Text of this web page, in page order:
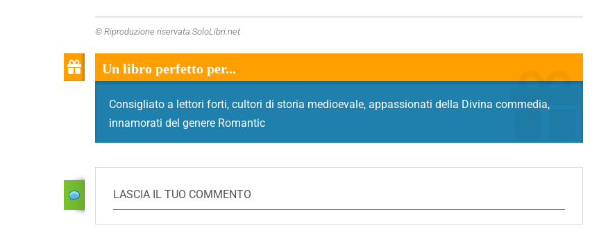
© Riproduzione riservata SoloLibri.net
Un libro perfetto per...
Consigliato a lettori forti, cultori di storia medioevale, appassionati della Divina commedia,
innamorati del genere Romantic
LASCIA IL TUO COMMENTO